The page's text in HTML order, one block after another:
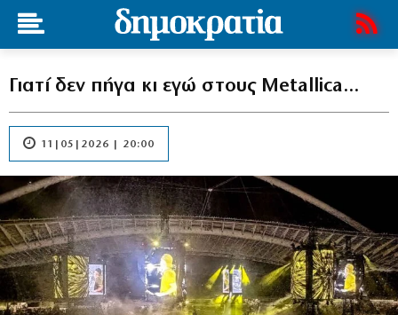
Γιατί δεν πήγα κι εγώ στους Metallica…
11|05|2026 | 20:00